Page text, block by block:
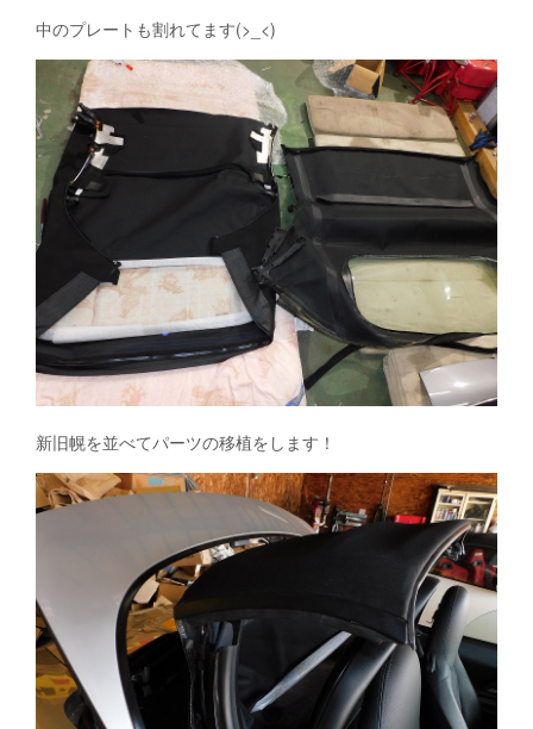
中のプレートも割れてます(>_<)
新旧幌を並べてパーツの移植をします！